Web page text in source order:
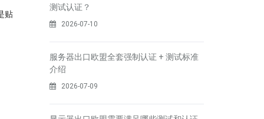
贴
测试认证？
2026-07-10
服务器出口欧盟全套强制认证 + 测试标准
介绍
2026-07-09